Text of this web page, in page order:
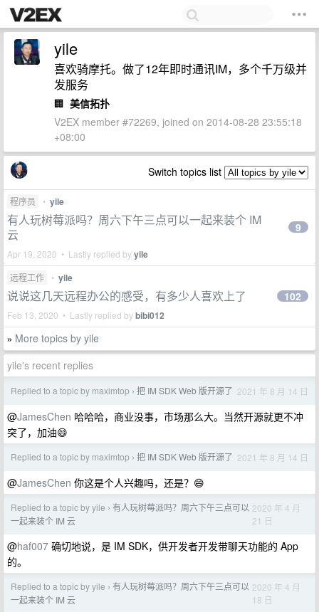
yile
喜欢骑摩托。做了12年即时通讯IM，多个千万级并
发服务
🏢 美信拓扑
V2EX member #72269, joined on 2014-08-28 23:55:18
+08:00
Switch topics list
程序员 • yile
有人玩树莓派吗？周六下午三点可以一起来装个 IM
云
Apr 19, 2020 • Lastly replied byyile
9
远程工作 • yile
说说这几天远程办公的感受，有多少人喜欢上了
Feb 13, 2020 • Lastly replied bybibi012
102
» More topics by yile
yile's recent replies
Replied to a topic by maximtop › 把 IM SDK Web 版开源了 2021 年 8 月 14 日
@JamesChen 哈哈哈，商业没事，市场那么大。当然开源就更不冲
突了，加油😄
Replied to a topic by maximtop › 把 IM SDK Web 版开源了 2021 年 8 月 14 日
@JamesChen 你这是个人兴趣吗，还是？😄
Replied to a topic by yile › 有人玩树莓派吗？周六下午三点可以
一起来装个 IM 云
2020 年 4 月
21 日
@haf007 确切地说，是 IM SDK，供开发者开发带聊天功能的 App
的。
Replied to a topic by yile › 有人玩树莓派吗？周六下午三点可以
一起来装个 IM 云
2020 年 4 月
18 日